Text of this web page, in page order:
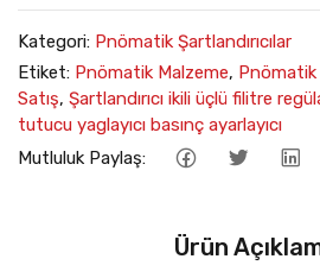
Kategori: Pnömatik Şartlandırıcılar
Etiket: Pnömatik Malzeme, Pnömatik
Satış, Şartlandırıcı ikili üçlü filitre
tutucu yaglayıcı basınç ayarlayıcı
Mutluluk Paylaş:
Ürün